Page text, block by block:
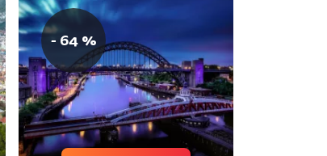
- 64 %